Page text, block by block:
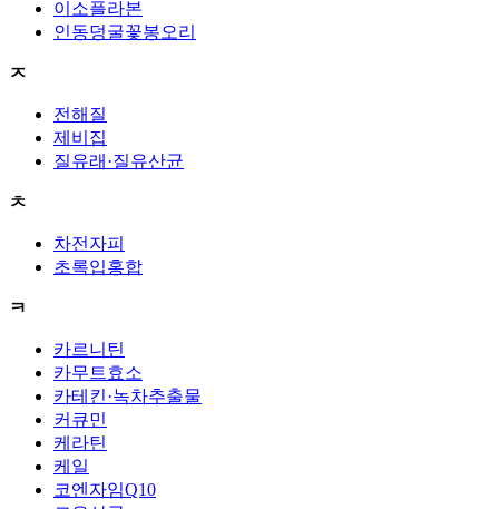
이소플라본
인동덩굴꽃봉오리
ㅈ
전해질
제비집
질유래·질유산균
ㅊ
차전자피
초록입홍합
ㅋ
카르니틴
카무트효소
카테킨·녹차추출물
커큐민
케라틴
케일
코엔자임Q10